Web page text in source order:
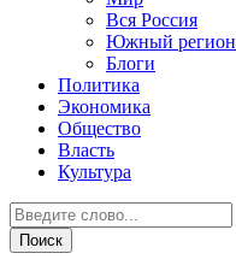
Вся Россия
Южный регион
Блоги
Политика
Экономика
Общество
Власть
Культура